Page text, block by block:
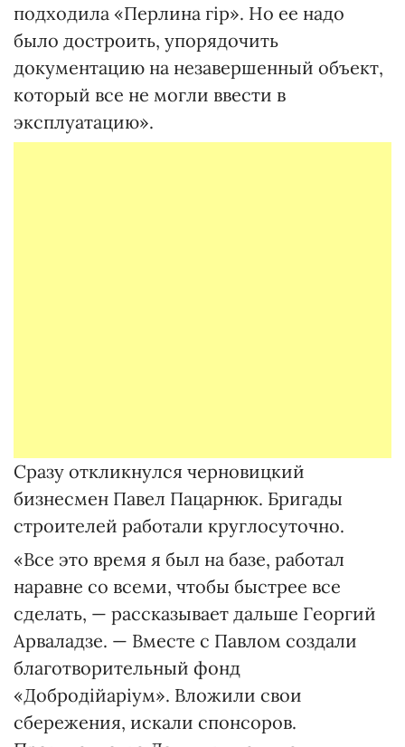
подходила «Перлина гір». Но ее надо
было достроить, упорядочить
документацию на незавершенный объект,
который все не могли ввести в
эксплуатацию».
Сразу откликнулся черновицкий
бизнесмен Павел Пацарнюк. Бригады
строителей работали круглосуточно.
«Все это время я был на базе, работал
наравне со всеми, чтобы быстрее все
сделать, — рассказывает дальше Георгий
Арваладзе. — Вместе с Павлом создали
благотворительный фонд
«Добродійаріум». Вложили свои
сбережения, искали спонсоров.